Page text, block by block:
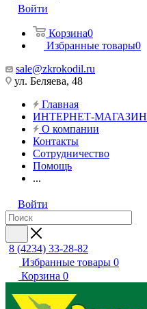
Войти
Корзина0
Избранные товары0
sale@zkrokodil.ru
ул. Беляева, 48
Главная
ИНТЕРНЕТ-МАГАЗИН
О компании
Контакты
Сотрудничество
Помощь
...
Войти
8 (4234) 33-28-82
Избранные товары 0
Корзина 0